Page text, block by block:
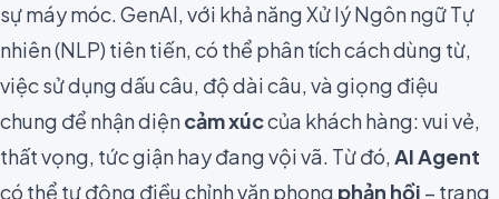
sự máy móc. GenAI, với khả năng Xử lý Ngôn ngữ Tự
nhiên (NLP) tiên tiến, có thể phân tích cách dùng từ,
việc sử dụng dấu câu, độ dài câu, và giọng điệu
chung để nhận diệncảm xúccủa khách hàng: vui vẻ,
thất vọng, tức giận hay đang vội vã. Từ đó,AI Agent
có thể tự động điều chỉnh văn phong phản hồi – trang